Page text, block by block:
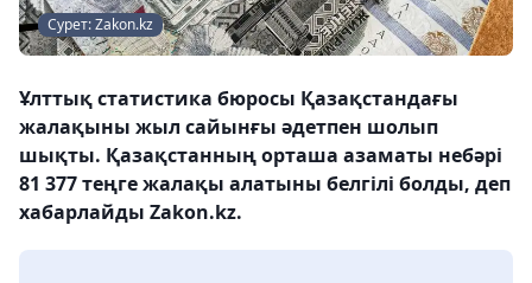
Сурет: Zakon.kz
Ұлттық статистика бюросы Қазақстандағы
жалақыны жыл сайынғы әдетпен шолып
шықты. Қазақстанның орташа азаматы небәрі
81 377 теңге жалақы алатыны белгілі болды, деп
хабарлайды Zakon.kz.